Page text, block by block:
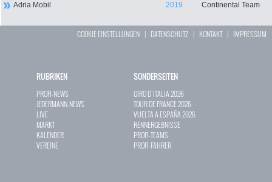
Adria Mobil
2019 Continental Team
COOKIE EINSTELLUNGEN | DATENSCHUTZ | KONTAKT| IMPRESSUM
RUBRIKEN
PROFI-NEWS
JEDERMANN-NEWS
LIVE
MARKT
KALENDER
VEREINE
SONDERSEITEN
GIRO D`ITALIA 2026
TOUR DE FRANCE 2026
VUELTA A ESPAÑA 2026
RENNERGEBNISSE
PROFI-TEAMS
PROFI-FAHRER